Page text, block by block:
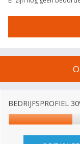
BEDRIJFSPROFIEL